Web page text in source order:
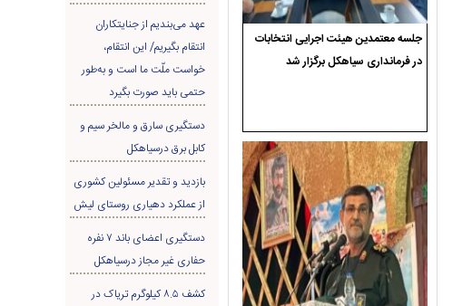
جلسه معتمدین هیئت اجرایی انتخابات
در فرمانداری سیاهکل برگزار شد
عهد می‌بندیم از جنایتکاران
انتقام بگیریم/ این انتقام،
خواست ملّت ما است و به‌طور
حتمی باید صورت بگیرد
دستگیری سارق و مالخر سیم و
کابل برق درسیاهکل
بازدید و تقدیر مسئولین کشوری
از عملکرد دهیاری روستای لیش
دستگیری اعضای باند ۷ نفره
حفاری غير مجاز درسیاهکل
کشف ۸.۵ کیلوگرم تریاک در